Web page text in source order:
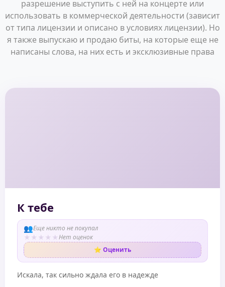
разрешение выступить с ней на концерте или
использовать в коммерческой деятельности (зависит
от типа лицензии и описано в условиях лицензии). Но
я также выпускаю и продаю биты, на которые еще не
написаны слова, на них есть и эксклюзивные права
К тебе
👥Еще никто не покупал
★ ★ ★ ★ ★Нет оценок
⭐ Оценить
Искала, так сильно ждала его в надежде